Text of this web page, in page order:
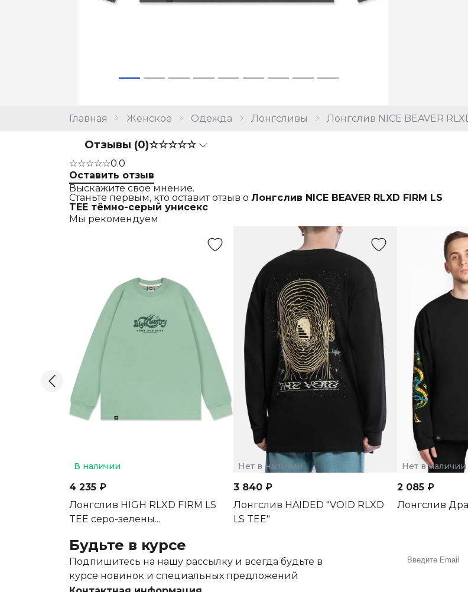
Главная Женское Одежда Лонгсливы Лонгслив NICE BEAVER
Отзывы (0)☆☆☆☆☆
☆☆☆☆☆0.0
Оставить отзыв
Выскажите свое мнение.
Станьте первым, кто оставит отзыв о Лонгслив NICE BEAVER RLXD FIRM LS
TEE тёмно-серый унисекс
Мы рекомендуем
В наличии
4 235 ₽
Лонгслив HIGH RLXD FIRM LS
TEE серо-зелены...
Нет в наличии
3 840 ₽
Лонгслив HAIDED "VOID RLXD
LS TEE"
Нет в наличии
2 085 ₽
Лонгслив
Будьте в курсе
Подпишитесь на нашу рассылку и всегда будьте в
курсе новинок и специальных предложений